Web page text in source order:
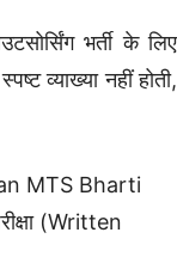
भर्ती के लिए
व्याख्या नहीं होती,
MTS Bharti
(Written